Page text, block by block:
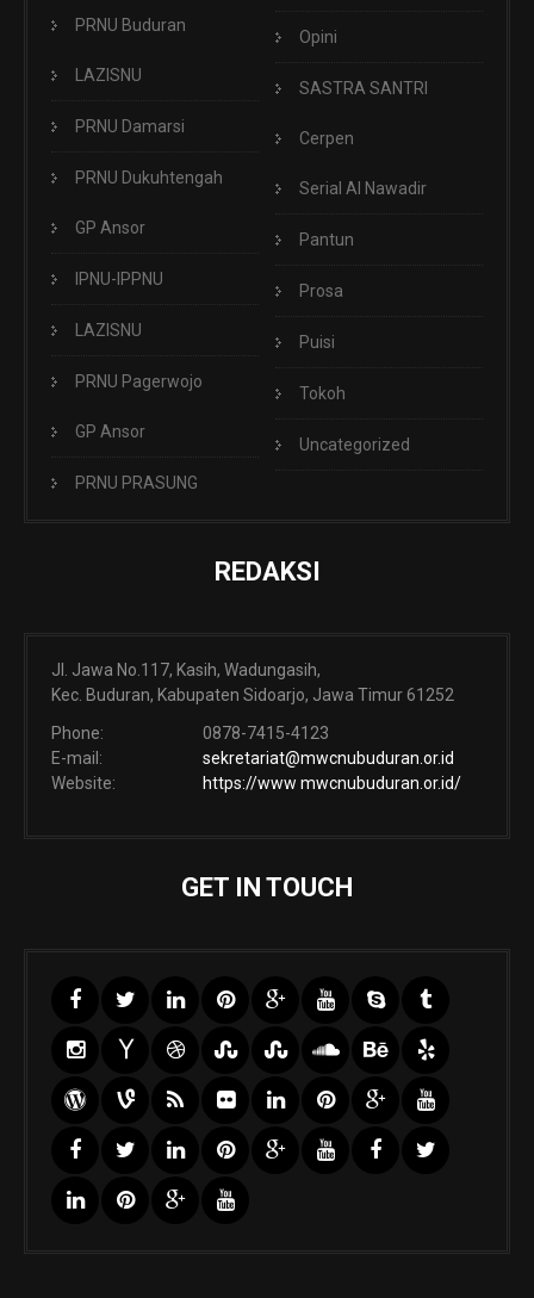
PRNU Buduran
LAZISNU
PRNU Damarsi
PRNU Dukuhtengah
GP Ansor
IPNU-IPPNU
LAZISNU
PRNU Pagerwojo
GP Ansor
PRNU PRASUNG
Opini
SASTRA SANTRI
Cerpen
Serial Al Nawadir
Pantun
Prosa
Puisi
Tokoh
Uncategorized
REDAKSI
Jl. Jawa No.117, Kasih, Wadungasih,
Kec. Buduran, Kabupaten Sidoarjo, Jawa Timur 61252
Phone:
0878-7415-4123
E-mail:
sekretariat@mwcnubuduran.or.id
Website:
https://www mwcnubuduran.or.id/
GET IN TOUCH